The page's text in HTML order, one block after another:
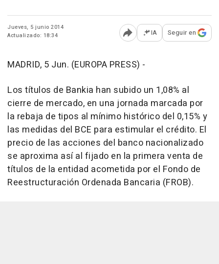
Jueves, 5 junio 2014
Actualizado: 18:34
Abrir opciones para
IA Seguir en
MADRID, 5 Jun. (EUROPA PRESS) -
Los títulos de Bankia han subido un 1,08% al
cierre de mercado, en una jornada marcada por
la rebaja de tipos al mínimo histórico del 0,15% y
las medidas del BCE para estimular el crédito. El
precio de las acciones del banco nacionalizado
se aproxima así al fijado en la primera venta de
títulos de la entidad acometida por el Fondo de
Reestructuración Ordenada Bancaria (FROB).